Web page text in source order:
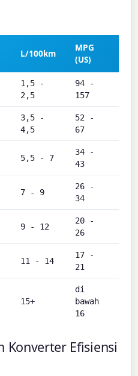
L/100km
MPG
(US)
1,5 -
2,5
94 -
157
3,5 -
4,5
52 -
67
5,5 - 7
34 -
43
7 - 9
26 -
34
9 - 12
20 -
26
11 - 14
17 -
21
15+
di
bawah
16
Konverter Efisiensi